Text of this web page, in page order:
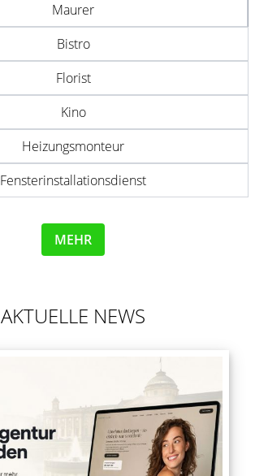
Maurer
Bistro
Florist
Kino
Heizungsmonteur
Fensterinstallationsdienst
MEHR
AKTUELLE NEWS